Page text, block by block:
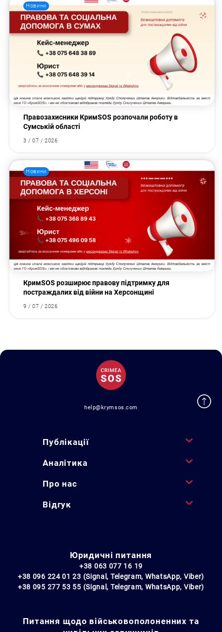
Новини
Правозахисники КримSOS розпочали роботу в
Сумській області
3 / 07 / 2026
Новини
КримSOS розширює правову підтримку для
постраждалих від війни на Херсонщині
9 / 07 / 2026
help@krymsos.com
Публікації
Аналітика
Про нас
Відгук
Юридичні питання
+38 063 077 16 19
+38 096 224 01 23 (Signal, Telegram, WhatsApp, Viber)
+38 095 277 53 55 (Signal, Telegram, WhatsApp, Viber)
Питання щодо військовополоненних та